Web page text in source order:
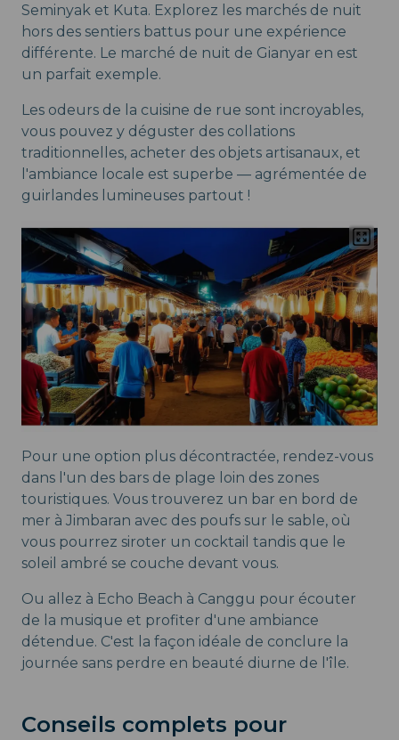
Seminyak et Kuta. Explorez les marchés de nuit
hors des sentiers battus pour une expérience
différente. Le marché de nuit de Gianyar en est
un parfait exemple.
Les odeurs de la cuisine de rue sont incroyables,
vous pouvez y déguster des collations
traditionnelles, acheter des objets artisanaux, et
l'ambiance locale est superbe — agrémentée de
guirlandes lumineuses partout !
Pour une option plus décontractée, rendez-vous
dans l'un des bars de plage loin des zones
touristiques. Vous trouverez un bar en bord de
mer à Jimbaran avec des poufs sur le sable, où
vous pourrez siroter un cocktail tandis que le
soleil ambré se couche devant vous.
Ou allez à Echo Beach à Canggu pour écouter
de la musique et profiter d'une ambiance
détendue. C'est la façon idéale de conclure la
journée sans perdre en beauté diurne de l'île.
Conseils complets pour